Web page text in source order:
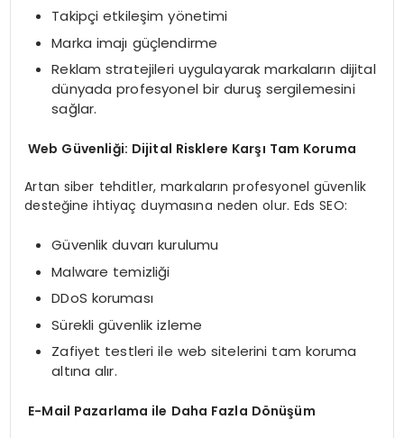
Takipçi etkileşim yönetimi
Marka imajı güçlendirme
Reklam stratejileri uygulayarak markaların dijital
dünyada profesyonel bir duruş sergilemesini
sağlar.
Web Güvenliği: Dijital Risklere Karşı Tam Koruma
Artan siber tehditler, markaların profesyonel güvenlik
desteğine ihtiyaç duymasına neden olur. Eds SEO:
Güvenlik duvarı kurulumu
Malware temizliği
DDoS koruması
Sürekli güvenlik izleme
Zafiyet testleri ile web sitelerini tam koruma
altına alır.
E-Mail Pazarlama ile Daha Fazla Dönüşüm